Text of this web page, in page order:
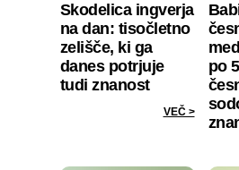
Skodelica ingverja
na dan: tisočletno
zelišče, ki ga
danes potrjuje
tudi znanost
VEČ >
po